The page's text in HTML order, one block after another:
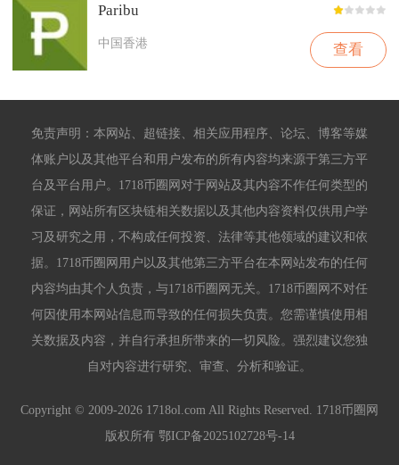
Paribu
中国香港 查看
免责声明：本网站、超链接、相关应用程序、论坛、博客等媒
体账户以及其他平台和用户发布的所有内容均来源于第三方平
台及平台用户。1718币圈网对于网站及其内容不作任何类型的
保证，网站所有区块链相关数据以及其他内容资料仅供用户学
习及研究之用，不构成任何投资、法律等其他领域的建议和依
据。1718币圈网用户以及其他第三方平台在本网站发布的任何
内容均由其个人负责，与1718币圈网无关。1718币圈网不对任
何因使用本网站信息而导致的任何损失负责。您需谨慎使用相
关数据及内容，并自行承担所带来的一切风险。强烈建议您独
自对内容进行研究、审查、分析和验证。
Copyright © 2009-2026 1718ol.com All Rights Reserved. 1718币圈网
版权所有 鄂ICP备2025102728号-14